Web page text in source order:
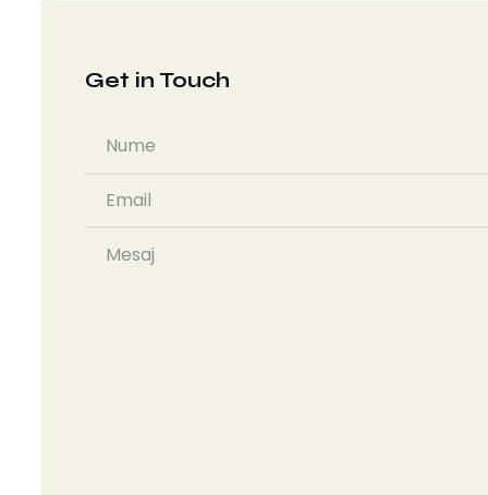
Get in Touch